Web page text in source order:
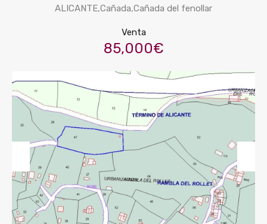
ALICANTE,Cañada,Cañada del fenollar
Venta
85,000€
Previous Next